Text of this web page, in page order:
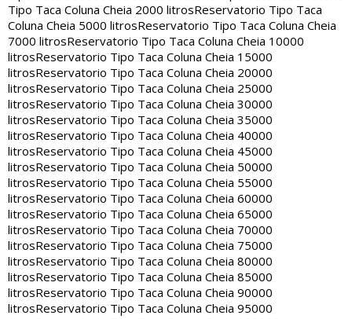
Tipo Taca Coluna Cheia 2000 litrosReservatorio Tipo Taca
Coluna Cheia 5000 litrosReservatorio Tipo Taca Coluna Cheia
7000 litrosReservatorio Tipo Taca Coluna Cheia 10000
litrosReservatorio Tipo Taca Coluna Cheia 15000
litrosReservatorio Tipo Taca Coluna Cheia 20000
litrosReservatorio Tipo Taca Coluna Cheia 25000
litrosReservatorio Tipo Taca Coluna Cheia 30000
litrosReservatorio Tipo Taca Coluna Cheia 35000
litrosReservatorio Tipo Taca Coluna Cheia 40000
litrosReservatorio Tipo Taca Coluna Cheia 45000
litrosReservatorio Tipo Taca Coluna Cheia 50000
litrosReservatorio Tipo Taca Coluna Cheia 55000
litrosReservatorio Tipo Taca Coluna Cheia 60000
litrosReservatorio Tipo Taca Coluna Cheia 65000
litrosReservatorio Tipo Taca Coluna Cheia 70000
litrosReservatorio Tipo Taca Coluna Cheia 75000
litrosReservatorio Tipo Taca Coluna Cheia 80000
litrosReservatorio Tipo Taca Coluna Cheia 85000
litrosReservatorio Tipo Taca Coluna Cheia 90000
litrosReservatorio Tipo Taca Coluna Cheia 95000